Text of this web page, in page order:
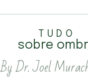
TUDO
sobre
By Dr. Joel